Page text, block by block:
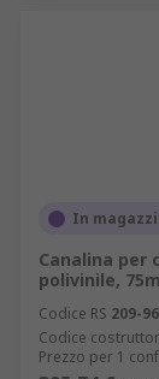
In
Canalina per
polivinile,
Codice RS 209-
Codice
Prezzo per 1